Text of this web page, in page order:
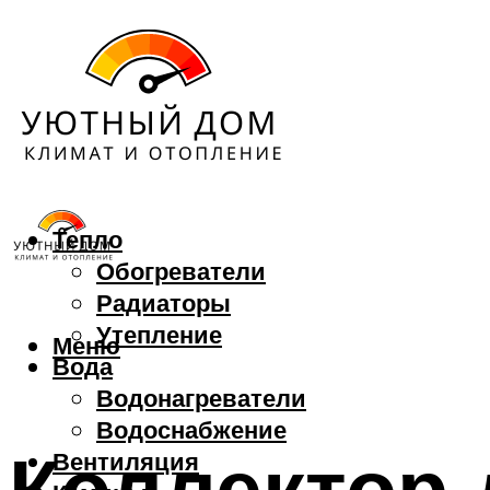
Тепло
Обогреватели
Радиаторы
Утепление
Вода
Водонагреватели
Водоснабжение
Вентиляция
Меню